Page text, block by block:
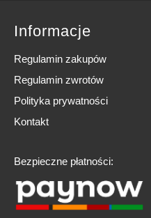
Informacje
Regulamin zakupów
Regulamin zwrotów
Polityka prywatności
Kontakt
Bezpieczne płatności: